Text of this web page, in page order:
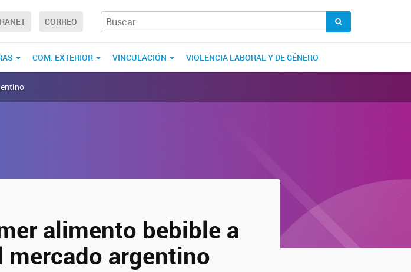
CORREO
COM. EXTERIOR VINCULACIÓN VIOLENCIA LABORAL Y DE GÉNERO
alimento bebible a
mercado argentino